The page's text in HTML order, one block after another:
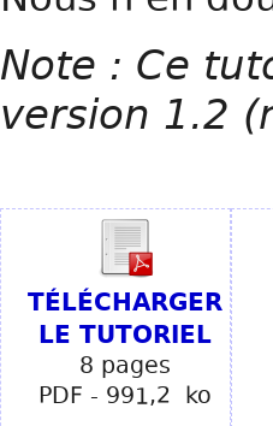
Note : Ce
version 1.2
TÉLÉCHARGER
LE TUTORIEL
8 pages
PDF - 991,2 ko